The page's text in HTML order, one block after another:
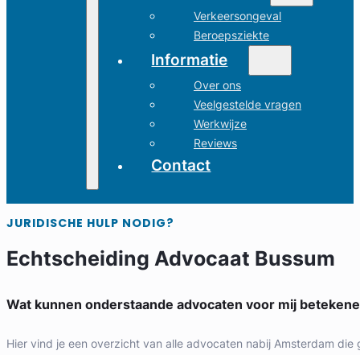
Verkeersongeval
Beroepsziekte
Informatie
Over ons
Veelgestelde vragen
Werkwijze
Reviews
Contact
JURIDISCHE HULP NODIG?
Echtscheiding Advocaat Bussum
Wat kunnen onderstaande advocaten voor mij
Hier vind je een overzicht van alle advocaten nabij Amsterdam die